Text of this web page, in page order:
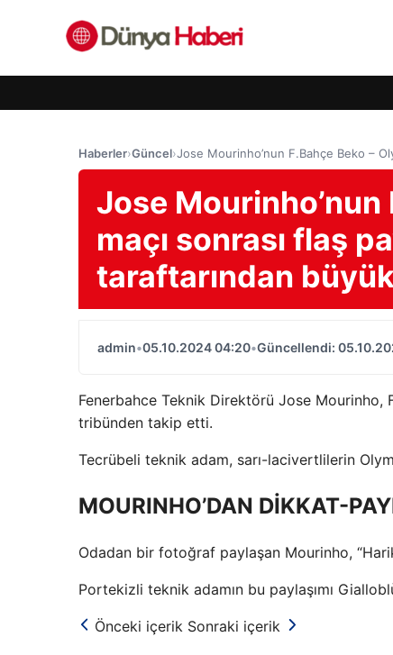
Haberler›Güncel›Jose Mourinho’nun F.Bahçe Beko –
Jose
maçı sonrası flaş
taraftarından
admin•05.10.2024 04:20•Güncellendi:
Fenerbahce Teknik Direktörü Jose Mourinho,
tribünden takip etti.
Tecrübeli teknik adam, sarı-lacivertlilerin
MOURINHO’DAN DİKKAT-
Odadan bir fotoğraf paylaşan Mourinho,
Portekizli teknik adamın bu paylaşımı
Önceki içerik Sonraki içerik